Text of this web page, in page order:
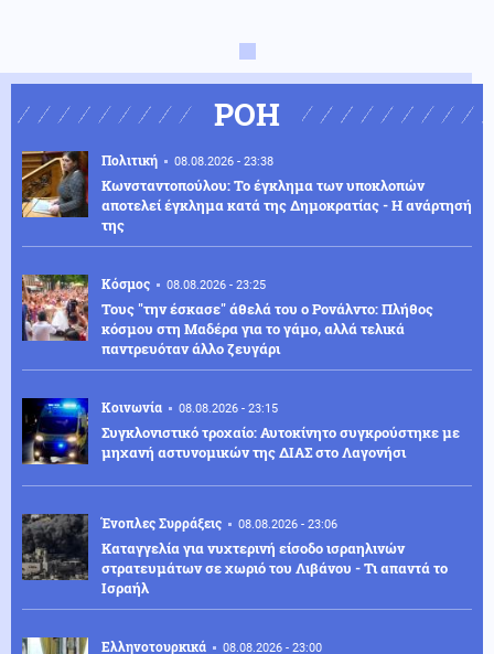
ΡΟΗ
Πολιτική 08.08.2026 - 23:38
Κωνσταντοπούλου: Το έγκλημα των υποκλοπών
αποτελεί έγκλημα κατά της Δημοκρατίας - Η ανάρτησή
της
Κόσμος 08.08.2026 - 23:25
Τους "την έσκασε" άθελά του ο Ρονάλντο: Πλήθος
κόσμου στη Μαδέρα για το γάμο, αλλά τελικά
παντρευόταν άλλο ζευγάρι
Κοινωνία 08.08.2026 - 23:15
Συγκλονιστικό τροχαίο: Αυτοκίνητο συγκρούστηκε με
μηχανή αστυνομικών της ΔΙΑΣ στο Λαγονήσι
Ένοπλες Συρράξεις 08.08.2026 - 23:06
Καταγγελία για νυχτερινή είσοδο ισραηλινών
στρατευμάτων σε χωριό του Λιβάνου - Τι απαντά το
Ισραήλ
Ελληνοτουρκικά 08.08.2026 - 23:00